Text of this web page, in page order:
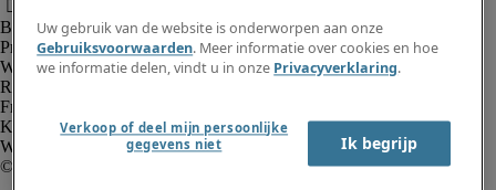
Bedrijfsinformatie
Privacyverklaring
Website en cookies
Rekruteringsvoorwaarden
Fraude alarm
Klokkenluidersregeling
Webmaster feedback
Uw gebruik van de website is onderworpen aan onze
Gebruiksvoorwaarden. Meer informatie over cookies en hoe
we informatie delen, vindt u in onze Privacyverklaring.
Verkoop of deel mijn persoonlijke
gegevens niet
Ik begrijp